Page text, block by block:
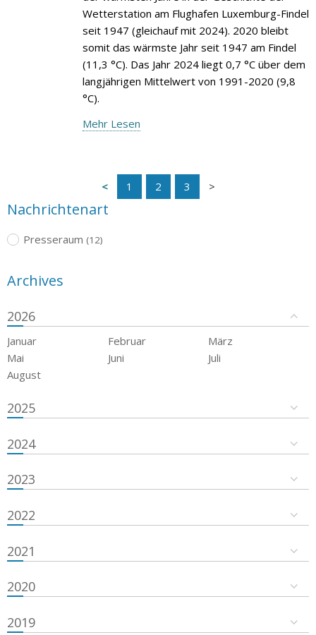
Wetterstation am Flughafen Luxemburg-Findel
seit 1947 (gleichauf mit 2024). 2020 bleibt
somit das wärmste Jahr seit 1947 am Findel
(11,3 °C). Das Jahr 2024 liegt 0,7 °C über dem
langjährigen Mittelwert von 1991-2020 (9,8
°C).
Mehr Lesen
1 2 3
Nachrichtenart
Presseraum (12)
Archives
2026
Januar Februar
März
Mai
Juni
Juli
August
2025
2024
2023
2022
2021
2020
2019